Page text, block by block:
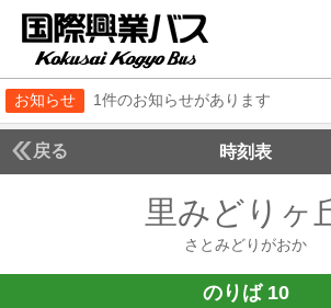
お知らせ 1件のお知らせがあります
戻る 時刻表
里みどりヶ
さとみどりがおか
のりば 10